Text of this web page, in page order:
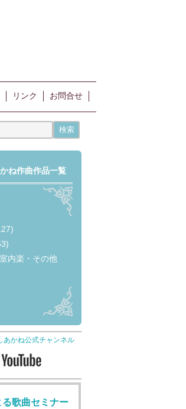
リンク お問合せ
ね作曲作品一覧
内楽・その他
あかね公式チャンネル
歌曲セミナー